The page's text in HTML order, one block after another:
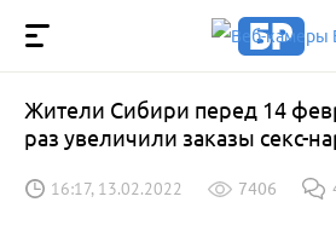
Жители Сибири перед 14
раз увеличили заказы секс-
16:17, 13.02.2022 7406